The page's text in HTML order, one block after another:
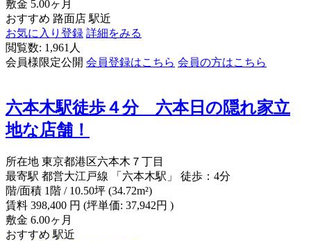
敷金 5.00ヶ月
おすすめ 路面店 駅近
お気に入り登録 詳細をみる
閲覧数: 1,961人
会員様限定公開 会員登録はこちら 会員の方はこちら
六本木駅徒歩４分 六本日の隠れ家立
地な店舗！
所在地 東京都港区六本木７丁目
最寄駅 都営大江戸線 「六本木駅」 徒歩：4分
階/面積 1階 / 10.50坪 (34.72m²)
賃料 398,400 円 (坪単価: 37,942円 )
敷金 6.00ヶ月
おすすめ 駅近